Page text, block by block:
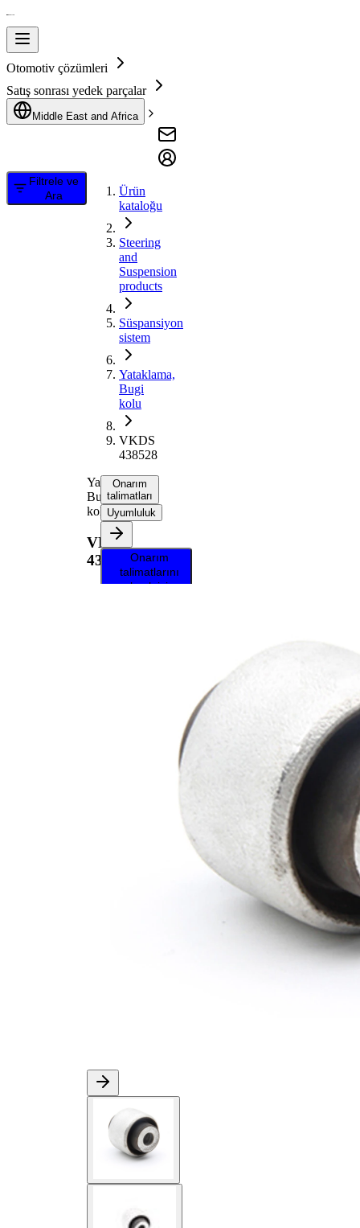
Otomotiv çözümleri
Satış sonrası yedek parçalar
Middle East and Africa
Filtrele ve
Ara
Ürün
kataloğu
Steering
and
Suspension
products
Süspansiyon
sistem
Yataklama,
Bugi
kolu
VKDS
438528
Yataklama,
Bugi
kolu
VKDS
438528
Onarım
talimatları
Uyumluluk
Onarım
talimatlarını
almak için